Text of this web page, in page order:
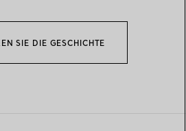
SIE DIE GESCHICHTE